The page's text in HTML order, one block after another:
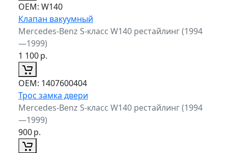
ОЕМ: W140
Клапан вакуумный
Mercedes-Benz S-класс W140 рестайлинг (1994
—1999)
1 100р.
ОЕМ: 1407600404
Трос замка двери
Mercedes-Benz S-класс W140 рестайлинг (1994
—1999)
900р.